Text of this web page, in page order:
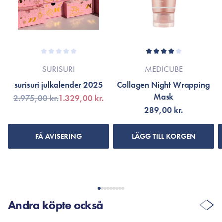
SURISURI
surisuri julkalender 2025
2.975,00 kr.1.329,00 kr.
FÅ AVISERING
MEDICUBE
Collagen Night Wrapping
Mask
289,00 kr.
LÄGG TILL KORGEN
Andra köpte också